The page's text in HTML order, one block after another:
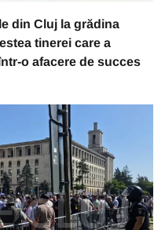
din Cluj la grădina
tinerei care a
o afacere de succes